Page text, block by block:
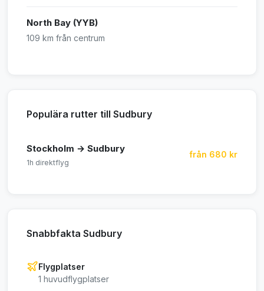
North Bay (YYB)
109 km från centrum
Populära rutter till Sudbury
Stockholm → Sudbury
1h direktflyg
från 680 kr
Snabbfakta Sudbury
Flygplatser
1 huvudflygplatser